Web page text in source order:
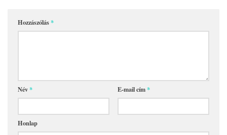
Hozzászólás*
Név* E-mail cím*
Honlap